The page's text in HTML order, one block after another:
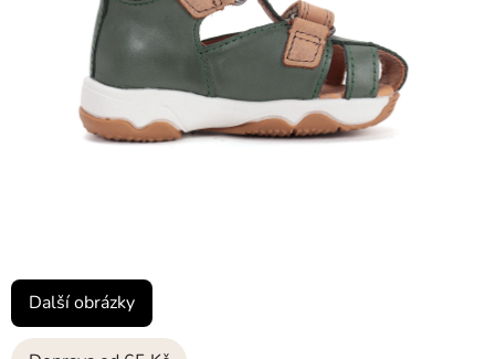
Další obrázky